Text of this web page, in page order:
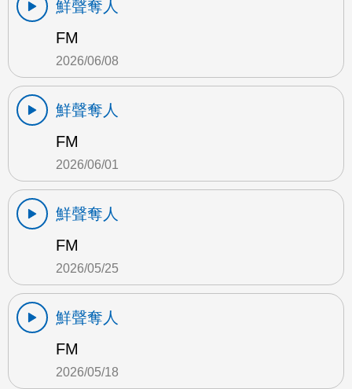
鮮聲奪人
FM
2026/06/08
鮮聲奪人
FM
2026/06/01
鮮聲奪人
FM
2026/05/25
鮮聲奪人
FM
2026/05/18